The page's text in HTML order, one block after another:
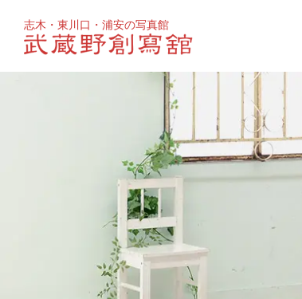
志木・東川口・浦安の写真館
マタニティ
成人式